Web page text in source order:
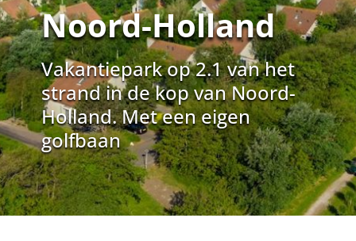
Noord-Holland
Vakantiepark op 2.1 van het
strand in de kop van Noord-
Holland. Met een eigen
golfbaan